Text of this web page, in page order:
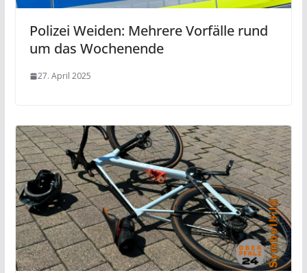
Polizei Weiden: Mehrere Vorfälle rund
um das Wochenende
27. April 2025